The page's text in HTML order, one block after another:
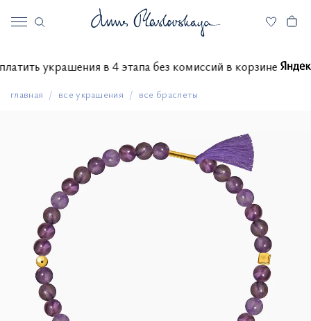
оплатить украшения в 4 этапа без комиссий в корзине
главная все украшения все браслеты